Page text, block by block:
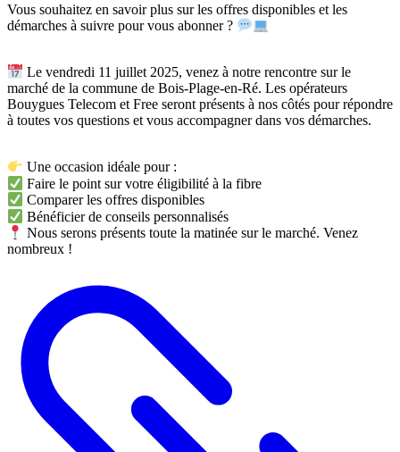
Vous souhaitez en savoir plus sur les offres disponibles et les
démarches à suivre pour vous abonner ?
Le vendredi 11 juillet 2025, venez à notre rencontre sur le
marché de la commune de Bois-Plage-en-Ré. Les opérateurs
Bouygues Telecom et Free seront présents à nos côtés pour répondre
à toutes vos questions et vous accompagner dans vos démarches.
Une occasion idéale pour :
Faire le point sur votre éligibilité à la fibre
Comparer les offres disponibles
Bénéficier de conseils personnalisés
Nous serons présents toute la matinée sur le marché. Venez
nombreux !